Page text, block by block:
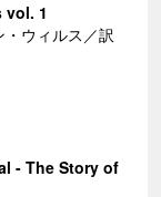
vol. 1
ウィルス／訳
- The Story of